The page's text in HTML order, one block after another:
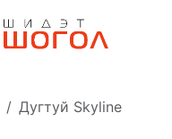
Дугтуй Skyline